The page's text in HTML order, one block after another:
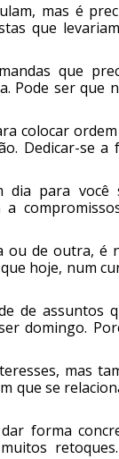
mas é
que
que
Pode ser que
colocar
Dedicar-se
dia para
ou de outra, é
hoje, num
de assuntos
domingo.
mas
que se
forma